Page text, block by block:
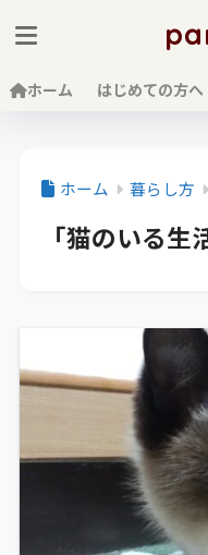
ホーム はじめての方へ
ホーム 暮らし方
「猫のいる